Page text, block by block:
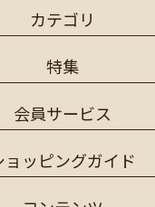
カテゴリ
特集
会員サービス
ョッピングガイド